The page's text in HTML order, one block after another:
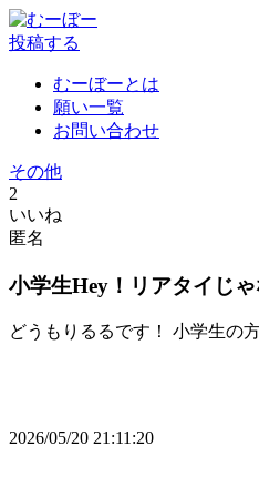
投稿する
むーぼーとは
願い一覧
お問い合わせ
その他
2
いいね
匿名
小学生Hey！リアタイじ
どうもりるるです！ 小学生の
2026/05/20 21:11:20